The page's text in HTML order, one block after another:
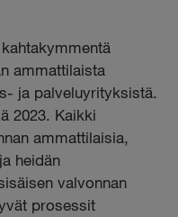
ammattilaista
ja palveluyrityksistä.
2023. Kaikki
ammattilaisia,
heidän
valvonnan
prosessit